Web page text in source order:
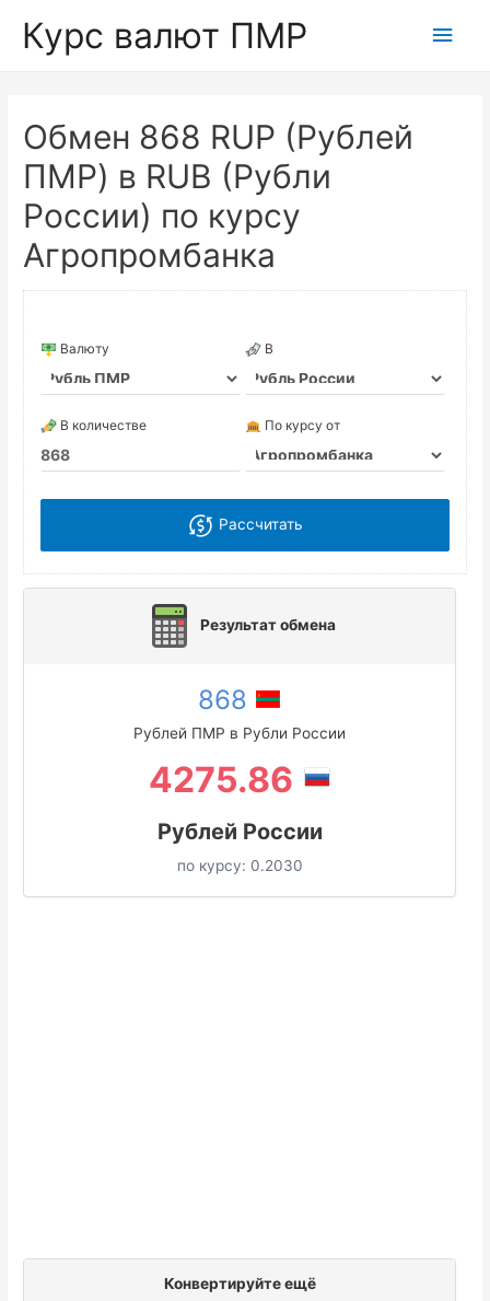
Курс валют ПМР
Обмен 868 RUP (Рублей
ПМР) в RUB (Рубли
России) по курсу
Агропромбанка
Валюту В
В количестве По курсу от
Рассчитать
Результат обмена
868
Рублей ПМР в Рубли России
4275.86
Рублей России
по курсу: 0.2030
Конвертируйте ещё